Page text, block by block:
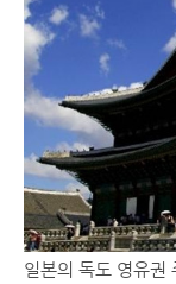
일본의 독도 영유권